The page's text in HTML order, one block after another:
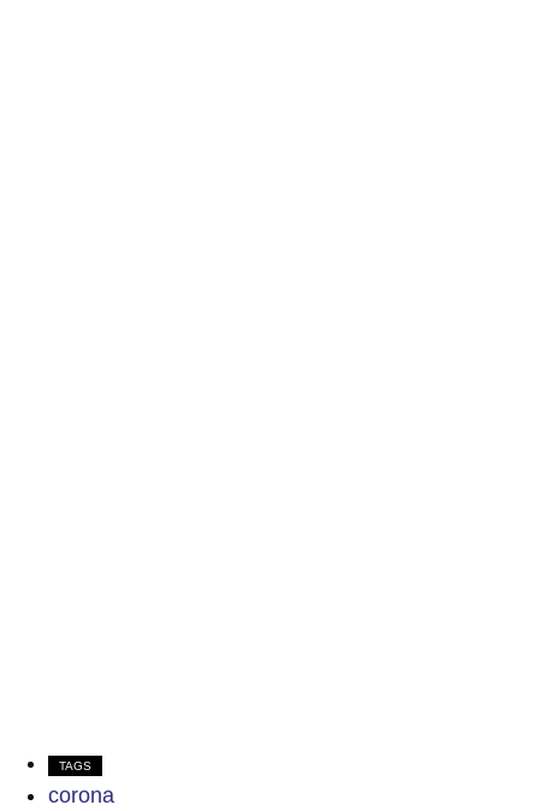
TAGS
corona